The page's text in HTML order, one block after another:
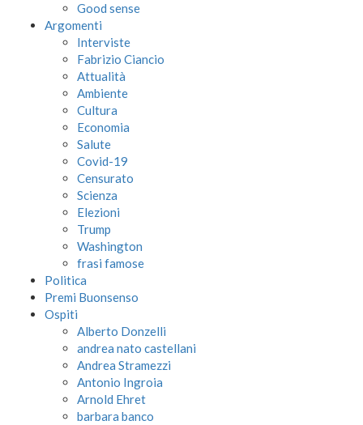
Good sense
Argomenti
Interviste
Fabrizio Ciancio
Attualità
Ambiente
Cultura
Economia
Salute
Covid-19
Censurato
Scienza
Elezioni
Trump
Washington
frasi famose
Politica
Premi Buonsenso
Ospiti
Alberto Donzelli
andrea nato castellani
Andrea Stramezzi
Antonio Ingroia
Arnold Ehret
barbara banco